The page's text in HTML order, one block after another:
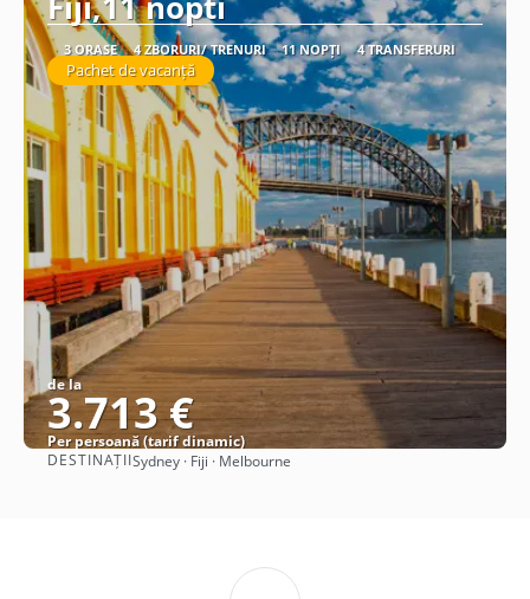
3 ORAȘE 4 ZBORURI/ TRENURI 11 NOPȚI 4 TRANSFERURI
Pachet de vacanță
de la
3.713 €
Per persoană (tarif dinamic)
Vezi detalii
DESTINAȚIISydney · Fiji · Melbourne